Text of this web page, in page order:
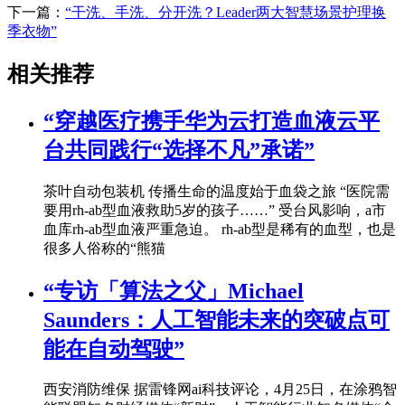
下一篇： “干洗、手洗、分开洗？Leader两大智慧场景护理换
季衣物”
相关推荐
“穿越医疗携手华为云打造血液云平
台共同践行“选择不凡”承诺”
茶叶自动包装机 传播生命的温度始于血袋之旅 “医院需
要用rh-ab型血液救助5岁的孩子……” 受台风影响，a市
血库rh-ab型血液严重急迫。 rh-ab型是稀有的血型，也是
很多人俗称的“熊猫
“专访「算法之父」Michael
Saunders：人工智能未来的突破点可
能在自动驾驶”
西安消防维保 据雷锋网ai科技评论，4月25日，在涂鸦智